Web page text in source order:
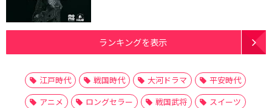
ランキングを表示
江戸時代 戦国時代 大河ドラマ
平安時代
アニメ
ロングセラー 戦国武将
スイーツ